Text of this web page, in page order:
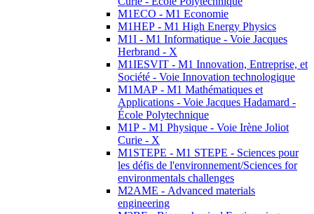
M1ECO - M1 Economie
M1HEP - M1 High Energy Physics
M1I - M1 Informatique - Voie Jacques
Herbrand - X
M1IESVIT - M1 Innovation, Entreprise, et
Société - Voie Innovation technologique
M1MAP - M1 Mathématiques et
Applications - Voie Jacques Hadamard -
École Polytechnique
M1P - M1 Physique - Voie Irène Joliot
Curie - X
M1STEPE - M1 STEPE - Sciences pour
les défis de l'environnement/Sciences for
environmentals challenges
M2AME - Advanced materials
engineering